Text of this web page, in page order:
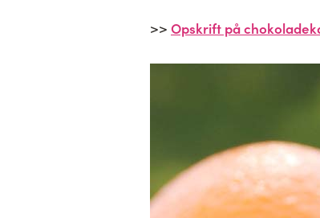
>> Opskrift på